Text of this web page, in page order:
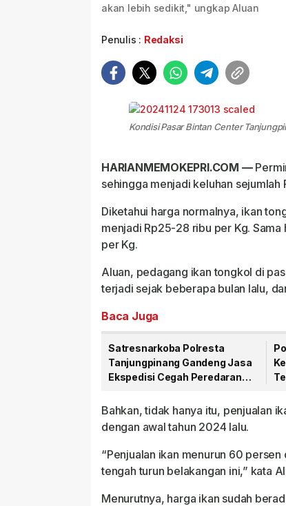
akan lebih sedikit," ungkap Aluan
Penulis : Redaksi
Kondisi Pasar Bintan Center
HARIANMEMOKEPRI.COM —
sehingga menjadi keluhan sejumlah
Diketahui harga normalnya, ikan
menjadi Rp25-28 ribu per Kg.
per Kg.
Aluan, pedagang ikan tongkol di
terjadi sejak beberapa bulan lalu,
Baca Juga
Satresnarkoba Polresta
Tanjungpinang Gandeng Jasa
Ekspedisi Cegah Peredaran
Bahkan, tidak hanya itu, penjualan
dengan awal tahun 2024 lalu.
“Penjualan ikan menurun 60
tengah turun belakangan ini,” kata
Menurutnya, harga ikan sudah